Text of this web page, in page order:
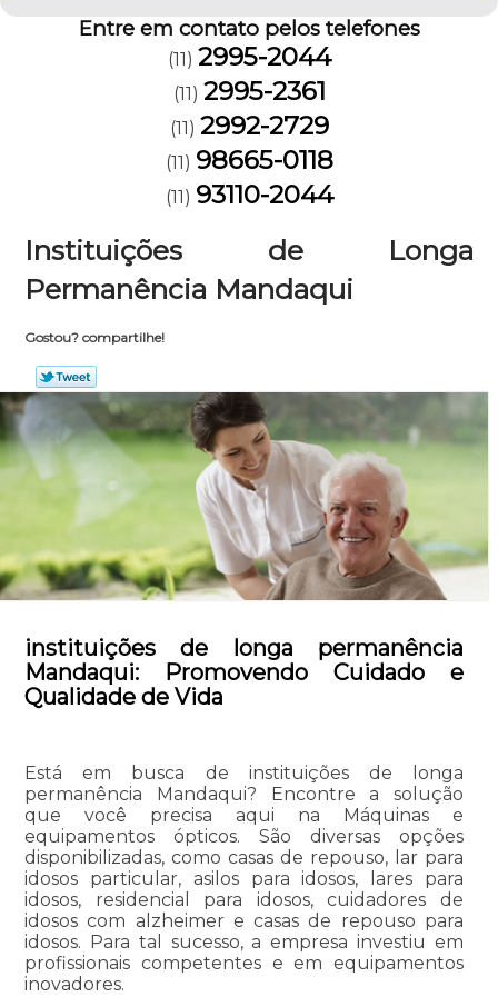
Entre em contato pelos telefones
(11) 2995-2044
(11) 2995-2361
(11) 2992-2729
(11) 98665-0118
(11) 93110-2044
Instituições de Longa
Permanência Mandaqui
Gostou? compartilhe!
instituições de longa permanência
Mandaqui: Promovendo Cuidado e
Qualidade de Vida
Está em busca de instituições de longa
permanência Mandaqui? Encontre a solução
que você precisa aqui na Máquinas e
equipamentos ópticos. São diversas opções
disponibilizadas, como casas de repouso, lar para
idosos particular, asilos para idosos, lares para
idosos, residencial para idosos, cuidadores de
idosos com alzheimer e casas de repouso para
idosos. Para tal sucesso, a empresa investiu em
profissionais competentes e em equipamentos
inovadores.